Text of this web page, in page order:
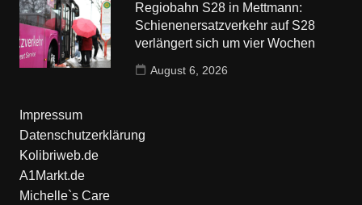
Regiobahn S28 in Mettmann:
Schienenersatzverkehr auf S28
verlängert sich um vier Wochen
August 6, 2026
Impressum
Datenschutzerklärung
Kolibriweb.de
A1Markt.de
Michelle`s Care